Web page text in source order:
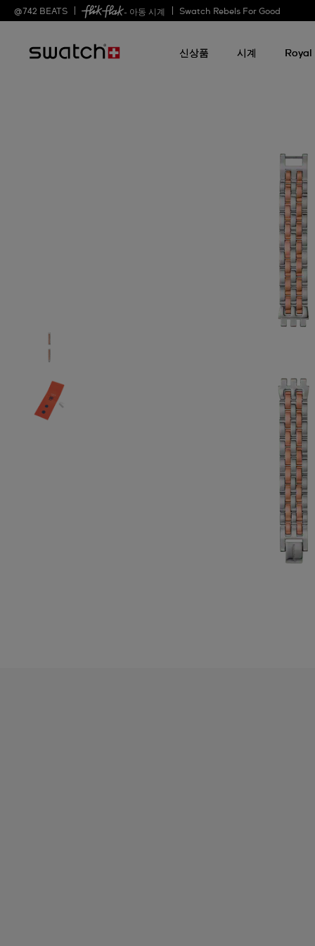
@ 742 BEATS - 아동 시계 Swatch Rebels For Good
신상품 시계 Royal